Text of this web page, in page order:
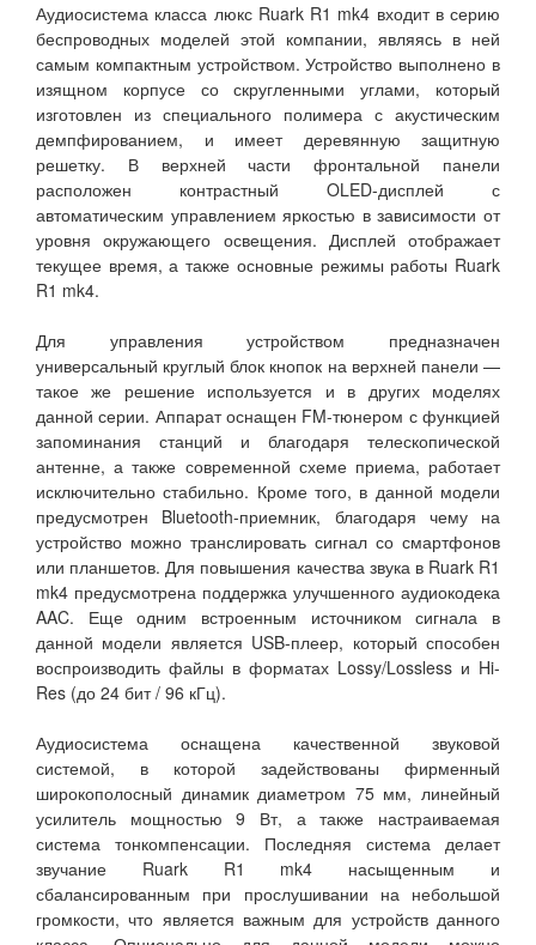
Аудиосистема класса люкс Ruark R1 mk4 входит в серию
беспроводных моделей этой компании, являясь в ней
самым компактным устройством. Устройство выполнено в
изящном корпусе со скругленными углами, который
изготовлен из специального полимера с акустическим
демпфированием, и имеет деревянную защитную
решетку. В верхней части фронтальной панели
расположен контрастный OLED-дисплей с
автоматическим управлением яркостью в зависимости от
уровня окружающего освещения. Дисплей отображает
текущее время, а также основные режимы работы Ruark
R1 mk4.
Для управления устройством предназначен
универсальный круглый блок кнопок на верхней панели —
такое же решение используется и в других моделях
данной серии. Аппарат оснащен FM-тюнером с функцией
запоминания станций и благодаря телескопической
антенне, а также современной схеме приема, работает
исключительно стабильно. Кроме того, в данной модели
предусмотрен Bluetooth-приемник, благодаря чему на
устройство можно транслировать сигнал со смартфонов
или планшетов. Для повышения качества звука в Ruark R1
mk4 предусмотрена поддержка улучшенного аудиокодека
AAC. Еще одним встроенным источником сигнала в
данной модели является USB-плеер, который способен
воспроизводить файлы в форматах Lossy/Lossless и Hi-
Res (до 24 бит / 96 кГц).
Аудиосистема оснащена качественной звуковой
системой, в которой задействованы фирменный
широкополосный динамик диаметром 75 мм, линейный
усилитель мощностью 9 Вт, а также настраиваемая
система тонкомпенсации. Последняя система делает
звучание Ruark R1 mk4 насыщенным и
сбалансированным при прослушивании на небольшой
громкости, что является важным для устройств данного